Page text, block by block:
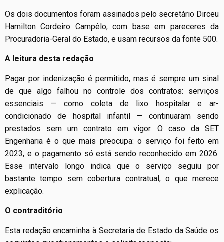
Os dois documentos foram assinados pelo secretário Dirceu
Hamilton Cordeiro Campêlo, com base em pareceres da
Procuradoria-Geral do Estado, e usam recursos da fonte 500.
A leitura desta redação
Pagar por indenização é permitido, mas é sempre um sinal
de que algo falhou no controle dos contratos: serviços
essenciais — como coleta de lixo hospitalar e ar-
condicionado de hospital infantil — continuaram sendo
prestados sem um contrato em vigor. O caso da SET
Engenharia é o que mais preocupa: o serviço foi feito em
2023, e o pagamento só está sendo reconhecido em 2026.
Esse intervalo longo indica que o serviço seguiu por
bastante tempo sem cobertura contratual, o que merece
explicação.
O contraditório
Esta redação encaminha à Secretaria de Estado da Saúde os